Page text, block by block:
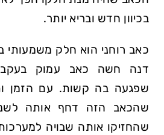
בכיוון חדש ובריא יותר.
כאב רוחני הוא חלק משמעותי
דנה חשה כאב עמוק
שפגעה בה קשות. עם הזמן
שהכאב הזה דחף אותה
שהחזיקו אותה שבויה